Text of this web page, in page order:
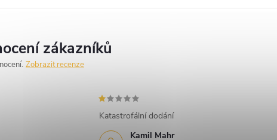
zákazníků
Zobrazit recenze
Kamil Mahr
Katastrofální dodání